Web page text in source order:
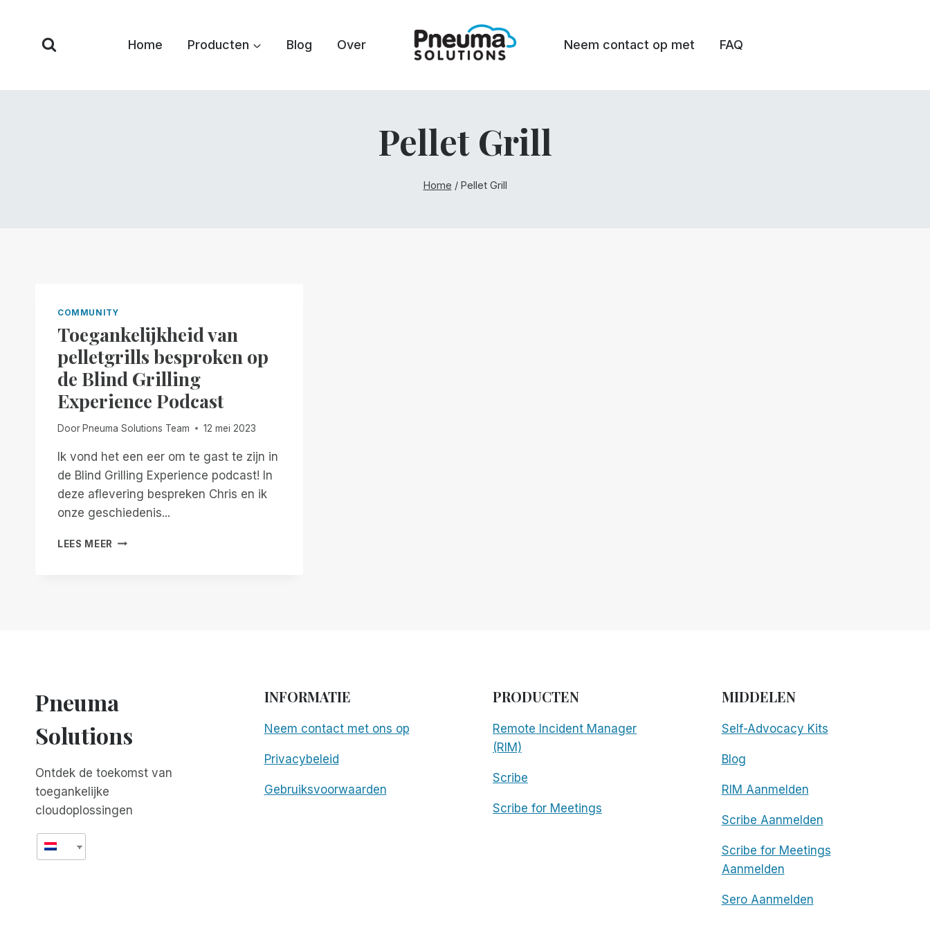
Home Producten Blog Over Neem contact op met FAQ
Pellet Grill
Home / Pellet Grill
COMMUNITY
Toegankelijkheid van
pelletgrills besproken op
de Blind Grilling
Experience Podcast
DoorPneuma Solutions Team 12 mei 2023
Ik vond het een eer om te gast te zijn in
de Blind Grilling Experience podcast! In
deze aflevering bespreken Chris en ik
onze geschiedenis...
LEES MEER TOEGANKELIJKHEID
Pneuma
Solutions
Ontdek de toekomst van
toegankelijke
cloudoplossingen
INFORMATIE
Neem contact met ons op
Privacybeleid
Gebruiksvoorwaarden
PRODUCTEN
Remote Incident Manager
(RIM)
Scribe
Scribe for Meetings
MIDDELEN
Self-Advocacy Kits
Blog
RIM Aanmelden
Scribe Aanmelden
Scribe for Meetings
Aanmelden
Sero Aanmelden